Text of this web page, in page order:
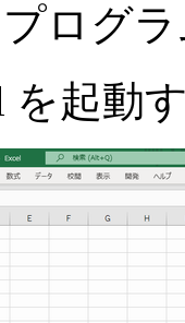
ログ
を起動